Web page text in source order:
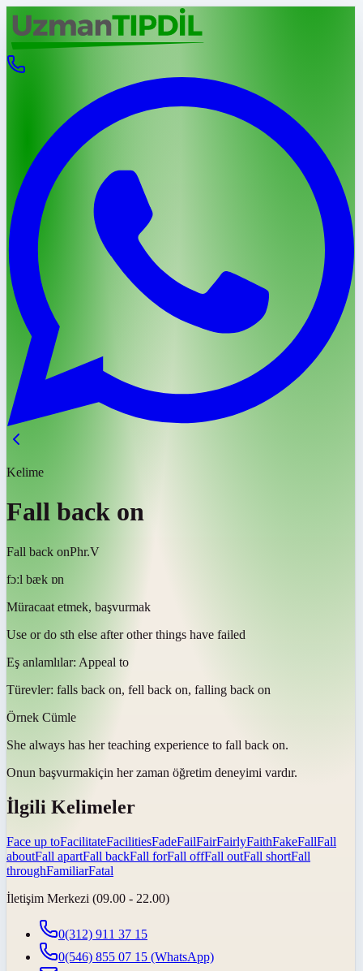
Kelime
Fall back on
Fall back onPhr.V
fɔːl bæk ɒn
Müracaat etmek, başvurmak
Use or do sth else after other things have failed
Eş anlamlılar: Appeal to
Türevler: falls back on, fell back on, falling back on
Örnek Cümle
She always has her teaching experience to fall back on.
Onun başvurmakiçin her zaman öğretim deneyimi vardır.
İlgili Kelimeler
Face up toFacilitateFacilitiesFadeFailFairFairlyFaithFakeFallFall
aboutFall apartFall backFall forFall offFall outFall shortFall
throughFamiliarFatal
İletişim Merkezi (09.00 - 22.00)
0(312) 911 37 15
0(546) 855 07 15 (WhatsApp)